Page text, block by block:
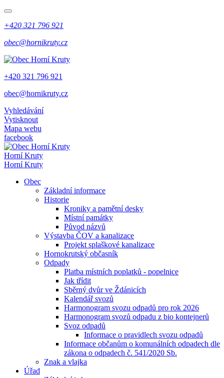
+420 321 796 921
obec@hornikruty.cz
+420 321 796 921
obec@hornikruty.cz
Vyhledávání
Vytisknout
Mapa webu
facebook
Horní Kruty
Horní Kruty
Obec
Základní informace
Historie
Kroniky a pamětní desky
Místní památky
Původ názvů
Výstavba ČOV a kanalizace
Projekt splaškové kanalizace
Hornokrutský občasník
Odpady
Platba místních poplatků - popelnice
Jak třídit
Sběrný dvůr ve Ždánicích
Kalendář svozů
Harmonogram svozu odpadů pro rok 2026
Harmonogram svozů odpadu z bio kontejnerů
Svoz odpadů
Informace o pravidlech svozu odpadů
Informace občanům o komunálních odpadech dle
zákona o odpadech č. 541/2020 Sb.
Znak a vlajka
Úřad